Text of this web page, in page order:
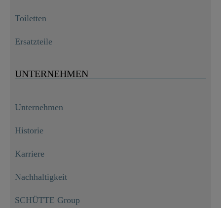
Toiletten
Ersatzteile
UNTERNEHMEN
Unternehmen
Historie
Karriere
Nachhaltigkeit
SCHÜTTE Group